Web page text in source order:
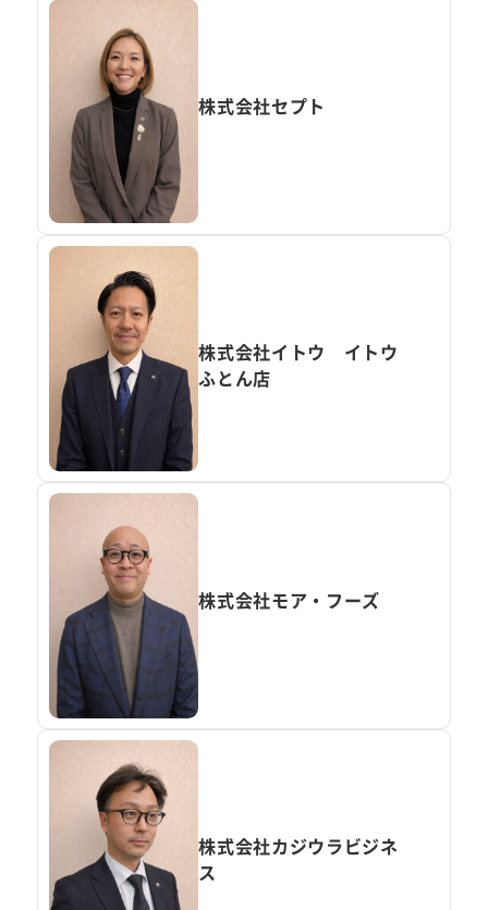
株式会社セプト
株式会社イトウ イトウ
ふとん店
株式会社モア・フーズ
株式会社カジウラビジネ
ス